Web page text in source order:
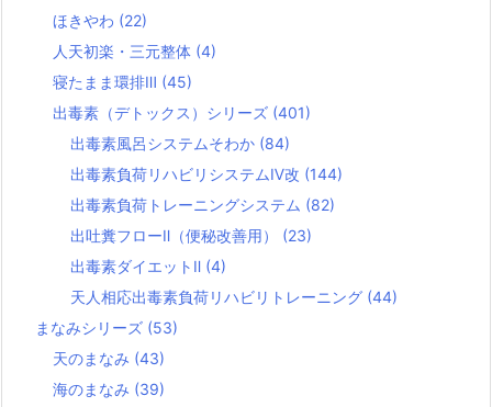
ほきやわ (22)
人天初楽・三元整体 (4)
寝たまま環排Ⅲ (45)
出毒素（デトックス）シリーズ (401)
出毒素風呂システムそわか (84)
出毒素負荷リハビリシステムⅣ改 (144)
出毒素負荷トレーニングシステム (82)
出吐糞フローⅡ（便秘改善用） (23)
出毒素ダイエットⅡ (4)
天人相応出毒素負荷リハビリトレーニング (44)
まなみシリーズ (53)
天のまなみ (43)
海のまなみ (39)